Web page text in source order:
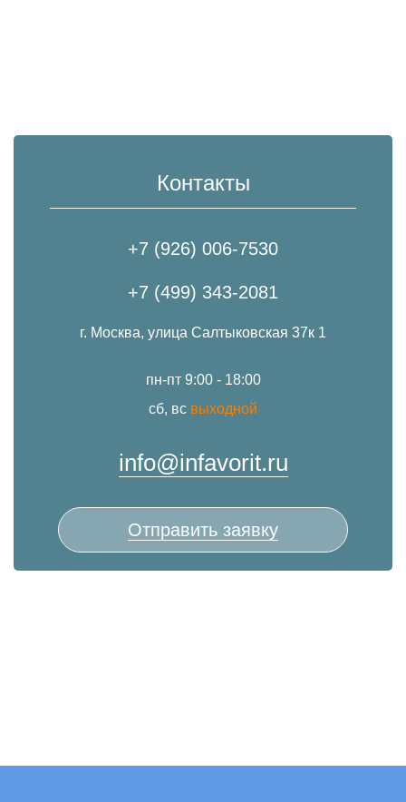
Контакты
+7 (926) 006-7530
+7 (499) 343-2081
г. Москва, улица Салтыковская 37к 1
пн-пт 9:00 - 18:00
сб, вс выходной
info@infavorit.ru
Отправить заявку